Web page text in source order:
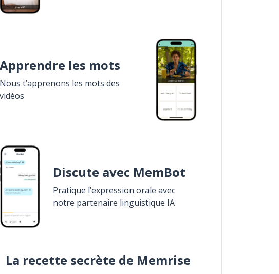
Apprendre les mots
Nous t’apprenons les mots des
vidéos
Discute avec MemBot
Pratique l’expression orale avec
notre partenaire linguistique IA
La recette secrète de Memrise